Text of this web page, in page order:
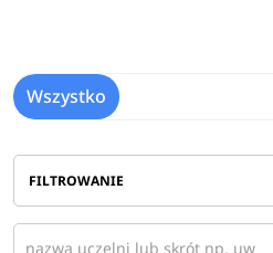
Wszystko
FILTROWANIE